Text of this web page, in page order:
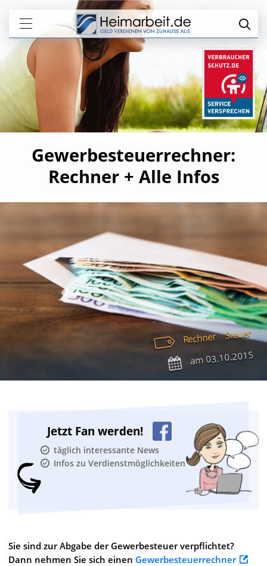
Gewerbesteuerrechner:
Rechner + Alle Infos
Rechner Steuer
am03.10.2015
Jetzt Fan werden!
täglich interessante News
Infos zu Verdienstmöglichkeiten
Sie sind zur Abgabe der Gewerbesteuer verpflichtet?
Dann nehmen Sie sich einen Gewerbesteuerrechner